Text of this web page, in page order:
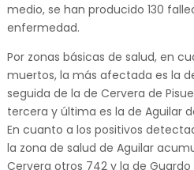
medio, se han producido 130
enfermedad.
Por zonas básicas de salud, en
muertos, la más afectada es la
seguida de la de Cervera de
tercera y última es la de Aguilar
En cuanto a los positivos
la zona de salud de Aguilar
Cervera otros 742 y la de Guardo